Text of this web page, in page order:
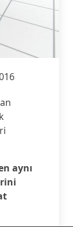
aynı